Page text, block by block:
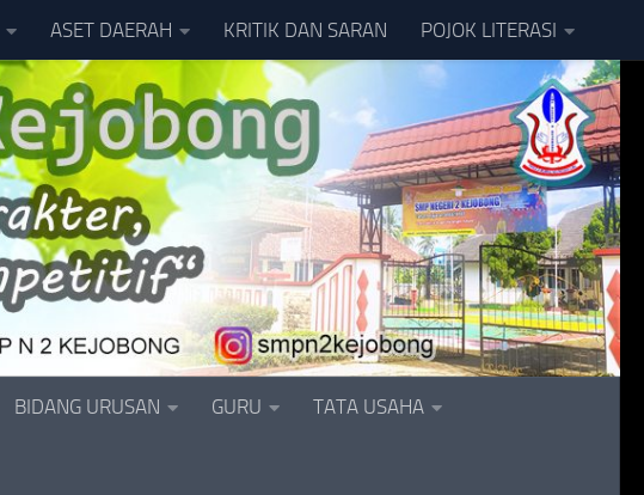
ASET DAERAH KRITIK DAN SARAN POJOK LITERASI
BIDANG URUSAN GURU TATA USAHA